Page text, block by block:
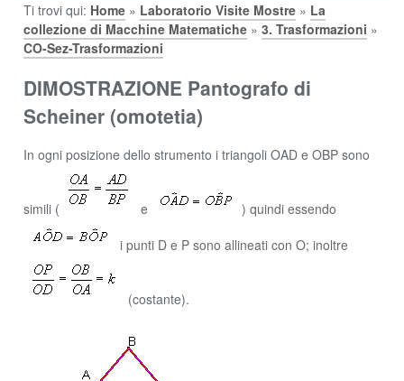
Ti trovi qui: Home » Laboratorio Visite Mostre » La
collezione di Macchine Matematiche » 3. Trasformazioni »
CO-Sez-Trasformazioni
DIMOSTRAZIONE Pantografo di
Scheiner (omotetia)
In ogni posizione dello strumento i triangoli OAD e OBP sono
simili ( e
) quindi essendo
i punti D e P sono allineati con O; inoltre
(costante).